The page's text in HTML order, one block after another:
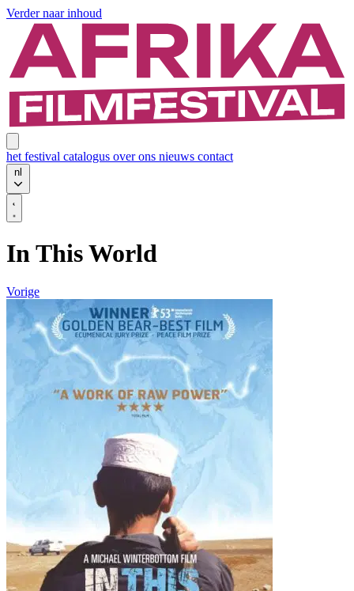
Verder naar inhoud
het festival catalogus over ons nieuws contact
nl
In This World
Vorige